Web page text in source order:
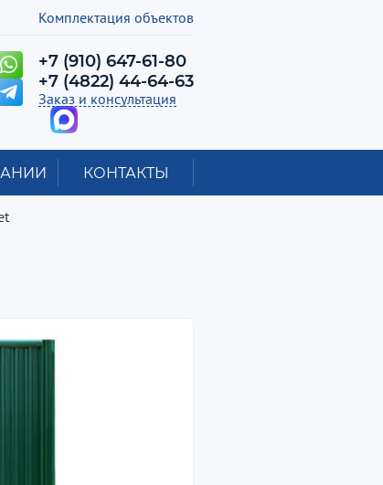
Комплектация объектов
+7 (910) 647-61-80
+7 (4822) 44-64-63
Заказ и консультация
КОНТАКТЫ